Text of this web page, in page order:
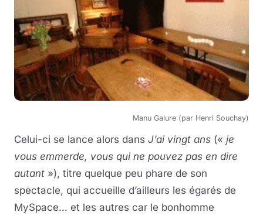
Manu Galure (par Henri Souchay)
Celui-ci se lance alors dans J’ai vingt ans (« je
vous emmerde, vous qui ne pouvez pas en dire
autant »), titre quelque peu phare de son
spectacle, qui accueille d’ailleurs les égarés de
MySpace… et les autres car le bonhomme